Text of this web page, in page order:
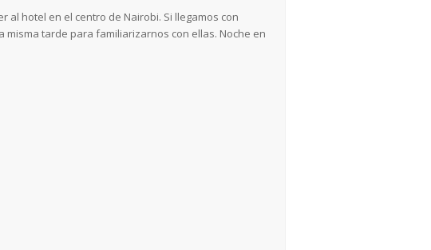
al hotel en el centro de Nairobi. Si llegamos con
tarde para familiarizarnos con ellas. Noche en